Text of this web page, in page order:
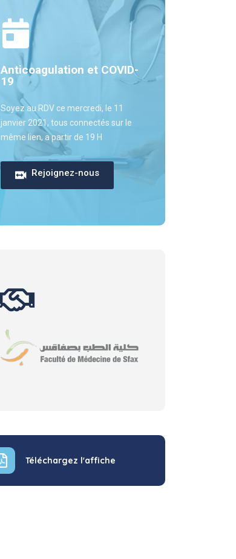
Anticoagulation et COVID-
19
Soyez au RDV ce mercredi, le 11
janvier 2021, tous connectés sur le
même lien, a partir de 19 H
Rejoignez-nous
Téléchargez l'affiche